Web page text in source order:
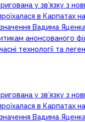
у зв’язку з
в Карпатах на
Вадима
анонсованого
технології та
у зв’язку з
в Карпатах на
Вадима